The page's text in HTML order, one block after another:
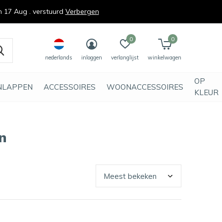
ACCESSOIRES WOONACCESSOIRES
OP
KLEUR
nederlands inloggen verlanglijst
0
winkelwagen
0
Aug . verstuurd Verbergen